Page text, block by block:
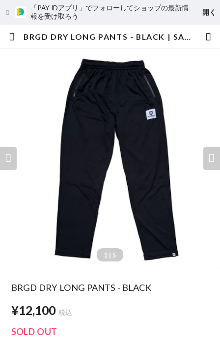
「PAY IDアプリ」でフォローしてショップの最新情
報を受け取ろう
開く
BRGD DRY LONG PANTS - BLACK | SAMURAI OUTDOOR
1 | 5
BRGD DRY LONG PANTS - BLACK
¥12,100 税込
SOLD OUT